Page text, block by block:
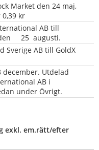
Market den 24 maj,
kr
AB till
25  augusti.
Sverige AB till GoldX
december. Utdelad
AB i
under Övrigt.
exkl. em.rätt/efter